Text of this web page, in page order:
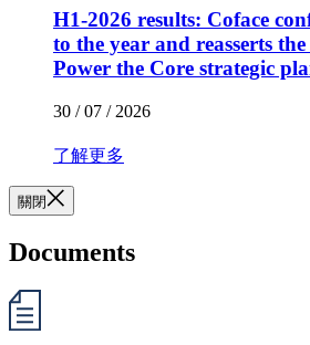
H1-2026 results: Coface
to the year and reasserts
Power the Core strategic
30 / 07 / 2026
了解更多
關閉
Documents